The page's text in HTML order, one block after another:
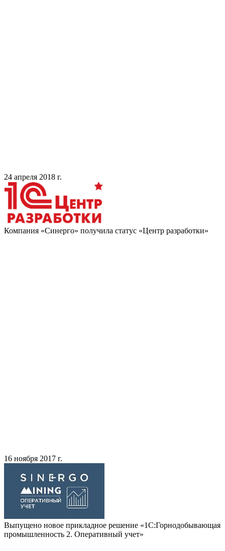
24 апреля 2018 г.
Компания «Синерго» получила статус «Центр разработки»
16 ноября 2017 г.
Выпущено новое прикладное решение «1С:Горнодобывающая
промышленность 2. Оперативный учет»